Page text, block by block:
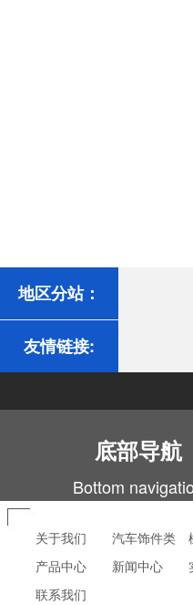
地区分站：
友情链接:
底部导航
Bottom
关于我们 汽车饰件类
产品中心
新闻中心
联系我们